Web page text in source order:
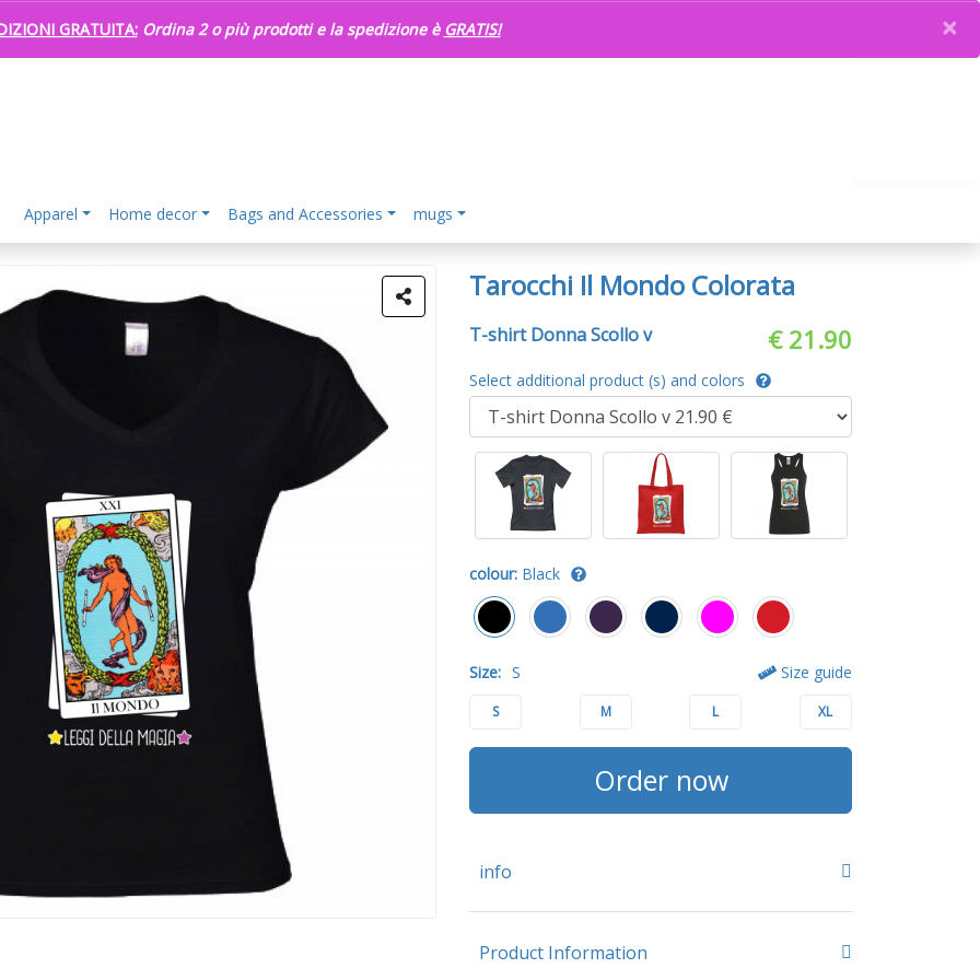
GRATUITA: Ordina 2 o più prodotti e la spedizione è GRATIS! ×
Apparel Home decor Bags and Accessories mugs
Tarocchi Il Mondo Colorata
T-shirt Donna Scollo v € 21.90
Select additional product (s) and colors
colour: Black
Size: S Size guide
S M L XL
Order now
info
Product Information